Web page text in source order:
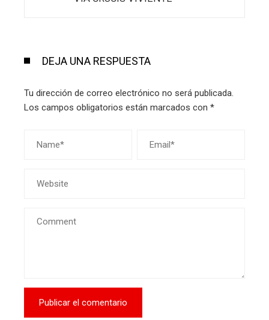
DEJA UNA RESPUESTA
Tu dirección de correo electrónico no será publicada.
Los campos obligatorios están marcados con *